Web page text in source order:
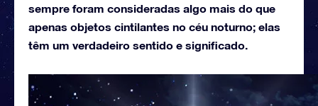
sempre foram consideradas algo mais do que
apenas objetos cintilantes no céu noturno; elas
têm um verdadeiro sentido e significado.